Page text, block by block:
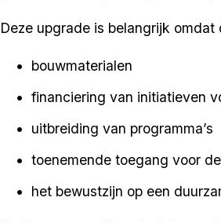
Deze upgrade is belangrijk
bouwmaterialen
financiering van initiatieven
uitbreiding van programma’s
toenemende toegang voor
het bewustzijn op een